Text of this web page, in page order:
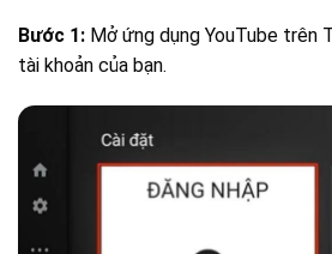
Bước 1: Mở ứng dụng YouTube trên
tài khoản của bạn.